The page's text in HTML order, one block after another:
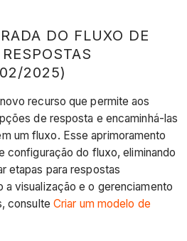
DO FLUXO DE
2025)
recurso que permite aos
de resposta e encaminhá-las
um fluxo. Esse aprimoramento
configuração do fluxo, eliminando
etapas para respostas
a visualização e o gerenciamento
consulte Criar um modelo de